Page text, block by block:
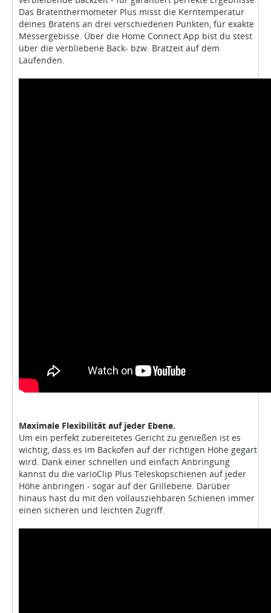
Das Bratenthermometer Plus misst die Kerntemperatur
deines Bratens an drei verschiedenen Punkten, für exakte
Messergebisse. Über die Home Connect App bist du stest
über die verbliebene Back- bzw. Bratzeit auf dem
Laufenden.
Maximale Flexibilität auf jeder Ebene.
Um ein perfekt zubereitetes Gericht zu genießen ist es
wichtig, dass es im Backofen auf der richtigen Höhe gegart
wird. Dank einer schnellen und einfach Anbringung
kannst du die varioClip Plus Teleskopschienen auf jeder
Höhe anbringen - sogar auf der Grillebene. Darüber
hinaus hast du mit den vollausziehbaren Schienen immer
einen sicheren und leichten Zugriff.